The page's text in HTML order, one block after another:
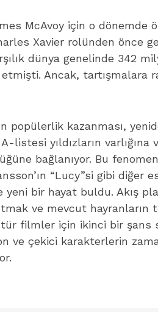
McAvoy için o
Xavier rolünden önce
dünya genelinde 342
etmişti. Ancak,
popülerlik kazanması,
listesi yıldızların varlığına
bağlanıyor. Bu
“Lucy”si gibi diğer
yeni bir hayat buldu. Akış
ve mevcut hayranların
filmler için ikinci bir şans
ve çekici karakterlerin